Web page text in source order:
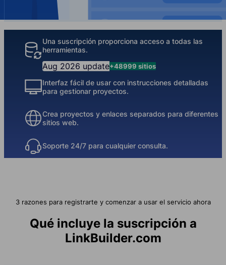
Our Features
Una suscripción proporciona acceso a todas las
herramientas.
Aug 2026 update+48999 sitios
Interfaz fácil de usar con instrucciones detalladas
para gestionar proyectos.
Crea proyectos y enlaces separados para diferentes
sitios web.
Soporte 24/7 para cualquier consulta.
3 razones para registrarte y comenzar a usar el servicio ahora
Qué incluye la suscripción a
LinkBuilder.com